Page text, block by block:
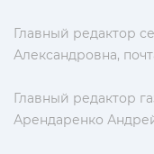
Главный редактор
Александровна,
Главный редактор
Арендаренко